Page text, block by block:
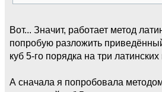
Вот... Значит, работает метод
попробую разложить
куб 5-го порядка на три латинских
А сначала я попробовала